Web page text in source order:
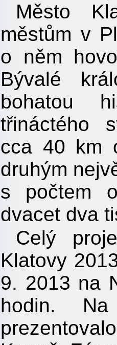
Město
městům v
o něm
Bývalé
bohatou
třináctého
cca 40 km
druhým
s počtem
dvacet dva
Celý
Klatovy
9. 2013 na
hodin.